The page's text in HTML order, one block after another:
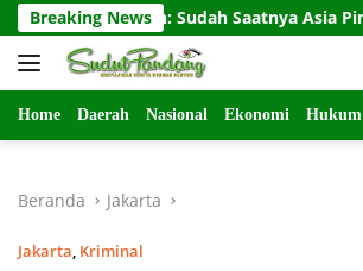
Langsung
ke
konten
Breaking News
Arifin: Sudah Saatnya Asia Pimpin FIFA
Home Daerah Nasional Ekonomi Hukum
Beranda Jakarta
Jakarta, Kriminal